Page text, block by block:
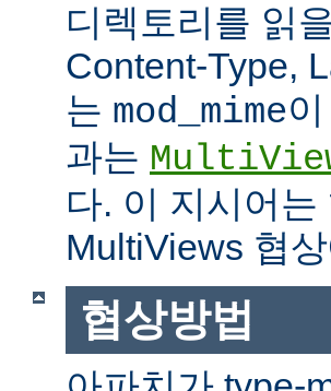
디렉토리를 읽
Content-Type,
는 mod_mime
과는
다. 이 지시어
MultiViews 협
협상방법